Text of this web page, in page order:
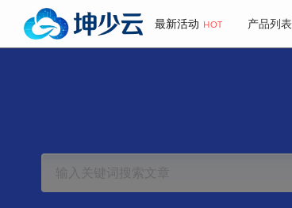
最新活动 HOT 产品列表
帮助中心